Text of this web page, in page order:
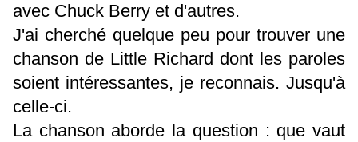
avec Chuck Berry et d'autres.
J'ai cherché quelque peu pour trouver une
chanson de Little Richard dont les paroles
soient intéressantes, je reconnais. Jusqu'à
celle-ci.
La chanson aborde la question : que vaut